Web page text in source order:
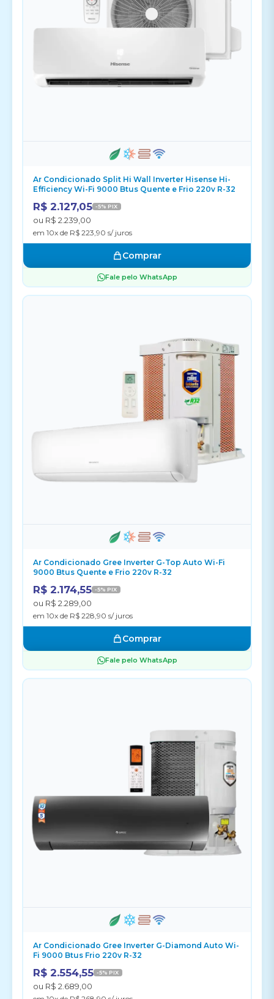
Ar Condicionado Split Hi Wall Inverter Hisense Hi-
Efficiency Wi-Fi 9000 Btus Quente e Frio 220v R-32
R$ 2.127,05 -5% PIX
ou R$ 2.239,00
em 10x de R$ 223,90 s/ juros
Comprar
Fale pelo WhatsApp
Ar Condicionado Gree Inverter G-Top Auto Wi-Fi
9000 Btus Quente e Frio 220v R-32
R$ 2.174,55 -5% PIX
ou R$ 2.289,00
em 10x de R$ 228,90 s/ juros
Comprar
Fale pelo WhatsApp
Ar Condicionado Gree Inverter G-Diamond Auto Wi-
Fi 9000 Btus Frio 220v R-32
R$ 2.554,55 -5% PIX
ou R$ 2.689,00